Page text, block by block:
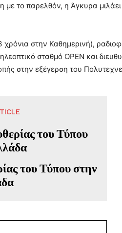
το παρελθόν, η Άγκυρα
στην Καθημερινή),
σταθμό OPEN και
στην εξέγερση του
του Τύπου στην